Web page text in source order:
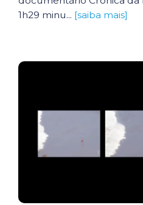
1h29 minu... [saiba mais]